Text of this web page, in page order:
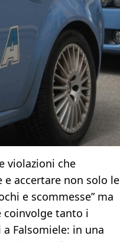
violazioni che
accertare non solo le
e scommesse” ma
coinvolge tanto i
Falsomiele: in una